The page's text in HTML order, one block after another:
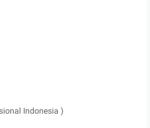
Indonesia )